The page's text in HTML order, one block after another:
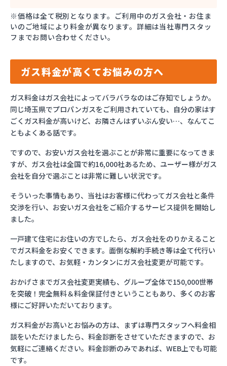
※価格は全て税別となります。ご利用中のガス会社・お住ま
いのご地域により料金が異なります。詳細は当社専門スタッ
フまでお問い合わせください。
ガス料金が高くてお悩みの方へ
ガス料金はガス会社によってバラバラなのはご存知でしょうか。
同じ埼玉県でプロパンガスをご利用されていても、自分の家はす
ごくガス料金が高いけど、お隣さんはずいぶん安い…、なんてこ
ともよくある話です。
ですので、お安いガス会社を選ぶことが非常に重要になってきま
すが、ガス会社は全国で約16,000社あるため、ユーザー様がガス
会社を自分で選ぶことは非常に難しい状況です。
そういった事情もあり、当社はお客様に代わってガス会社と条件
交渉を行い、お安いガス会社をご紹介するサービス提供を開始し
ました。
一戸建て住宅にお住いの方でしたら、ガス会社をのりかえること
でガス料金をお安くできます。面倒な解約手続き等は全て代行い
たしますので、お気軽・カンタンにガス会社変更が可能です。
おかげさまでガス会社変更実績も、グループ全体で150,000世帯
を突破！完全無料＆料金保証付きということもあり、多くのお客
様にご好評いただいております。
ガス料金がお高いとお悩みの方は、まずは専門スタッフへ料金相
談をいただけましたら、料金診断をさせていただきますので、お
気軽にご連絡ください。料金診断のみであれば、WEB上でも可能
です。